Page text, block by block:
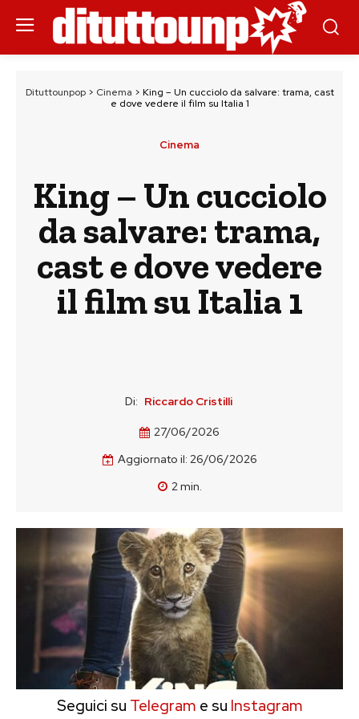
Dituttounpop> Cinema > King – Un cucciolo da salvare: trama, cast
e dove vedere il film su Italia 1
Cinema
King – Un cucciolo
da salvare: trama,
cast e dove vedere
il film su Italia 1
Di: Riccardo Cristilli
27/06/2026
Aggiornato il: 26/06/2026
2min.
Seguici su Telegram e su Instagram